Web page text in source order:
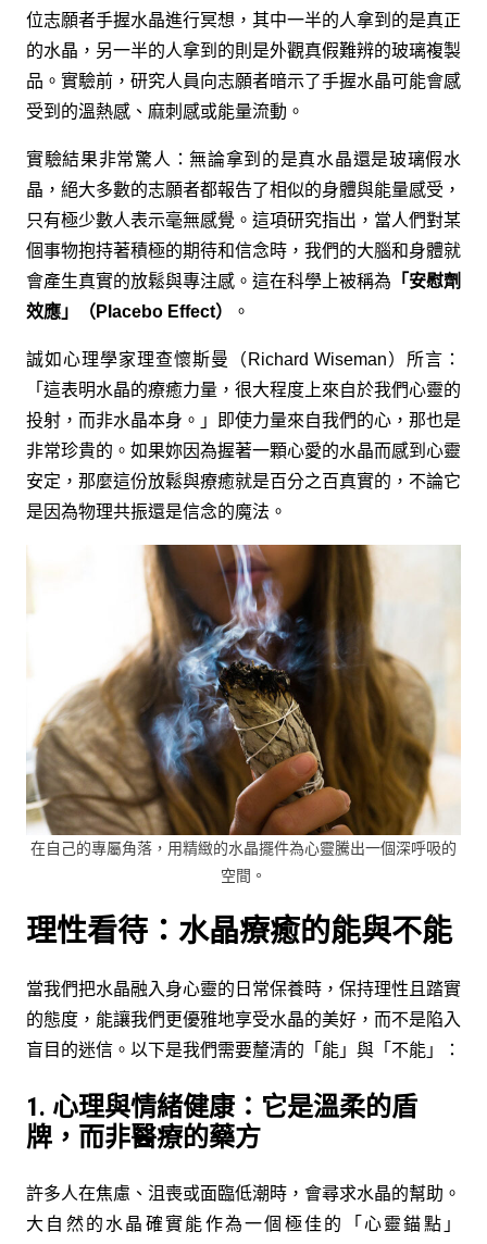
位志願者手握水晶進行冥想，其中一半的人拿到的是真正
的水晶，另一半的人拿到的則是外觀真假難辨的玻璃複製
品。實驗前，研究人員向志願者暗示了手握水晶可能會感
受到的溫熱感、麻刺感或能量流動。
實驗結果非常驚人：無論拿到的是真水晶還是玻璃假水
晶，絕大多數的志願者都報告了相似的身體與能量感受，
只有極少數人表示毫無感覺。這項研究指出，當人們對某
個事物抱持著積極的期待和信念時，我們的大腦和身體就
會產生真實的放鬆與專注感。這在科學上被稱為 「安慰劑
效應」（Placebo Effect）
。
誠如心理學家理查懷斯曼（Richard Wiseman）所言：
「這表明水晶的療癒力量，很大程度上來自於我們心靈的
投射，而非水晶本身。」即使力量來自我們的心，那也是
非常珍貴的。如果妳因為握著一顆心愛的水晶而感到心靈
安定，那麼這份放鬆與療癒就是百分之百真實的，不論它
是因為物理共振還是信念的魔法。
在自己的專屬角落，用精緻的水晶擺件為心靈騰出一個深呼吸的
空間。
理性看待：水晶療癒的能與不能
當我們把水晶融入身心靈的日常保養時，保持理性且踏實
的態度，能讓我們更優雅地享受水晶的美好，而不是陷入
盲目的迷信。以下是我們需要釐清的「能」與「不能」：
1. 心理與情緒健康：它是溫柔的盾
牌，而非醫療的藥方
許多人在焦慮、沮喪或面臨低潮時，會尋求水晶的幫助。
大自然的水晶確實能作為一個極佳的「心靈錨點」